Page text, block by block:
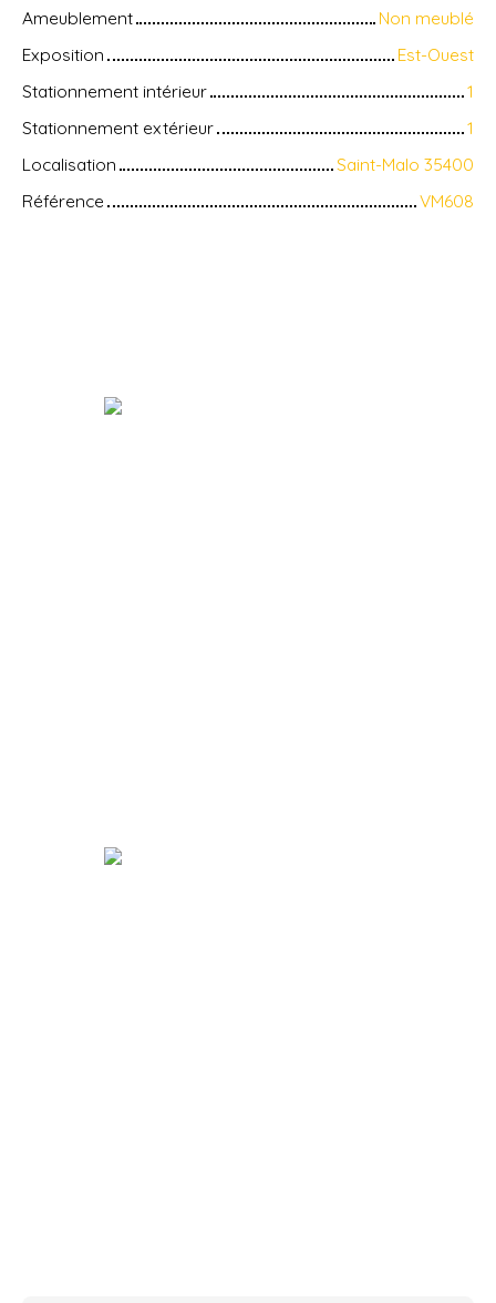
Ameublement
Non meublé
Exposition
Est-Ouest
Stationnement intérieur
1
Stationnement extérieur
1
Localisation
Saint-Malo 35400
Référence
VM608